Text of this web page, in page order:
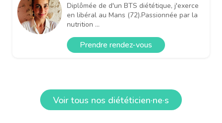
Diplômée de d'un BTS diététique, j'exerce
en libéral au Mans (72).Passionnée par la
nutrition ...
Prendre rendez-vous
Voir tous nos diététicien·ne·s